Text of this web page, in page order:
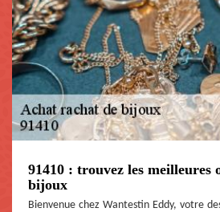
91410 : trouvez les meilleures
bijoux
Bienvenue chez Wantestin Eddy, votre